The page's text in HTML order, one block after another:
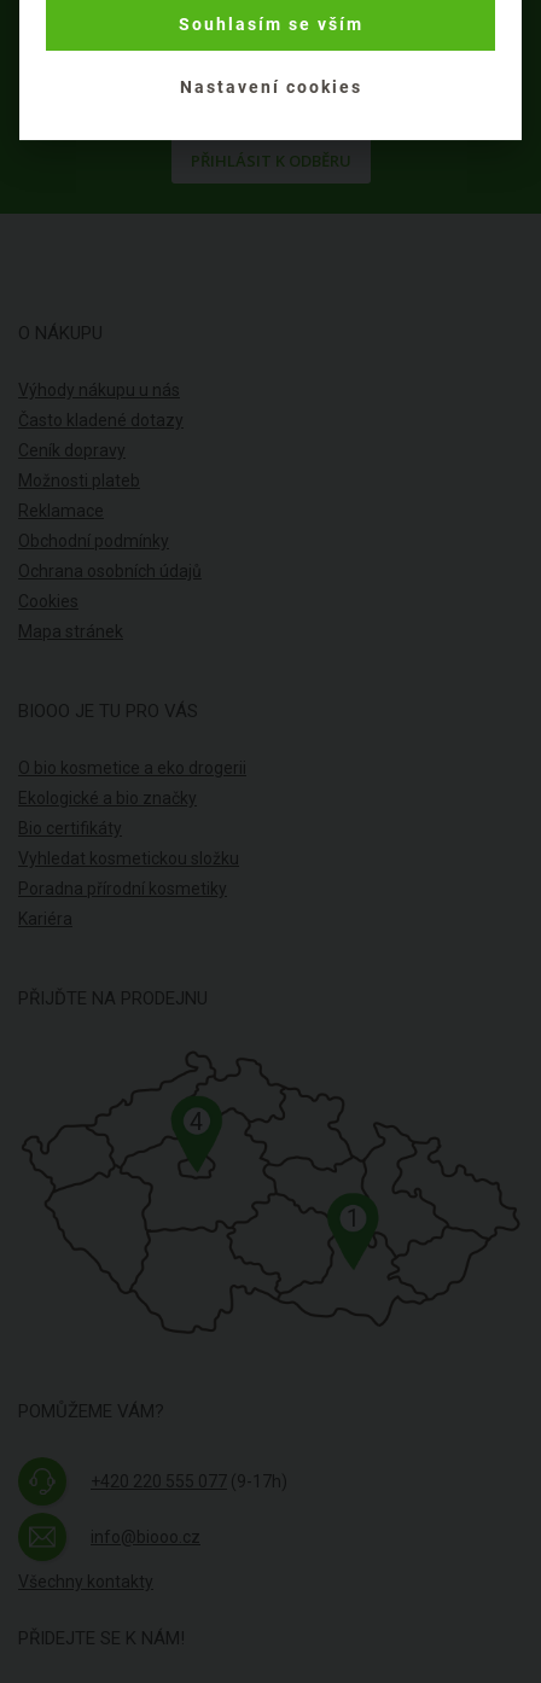
PŘIHLÁSIT K ODBĚRU
O NÁKUPU
Výhody nákupu u nás
Často kladené dotazy
Ceník dopravy
Možnosti plateb
Reklamace
Obchodní podmínky
Ochrana osobních údajů
Cookies
Mapa stránek
BIOOO JE TU PRO VÁS
O bio kosmetice a eko drogerii
Ekologické a bio značky
Bio certifikáty
Vyhledat kosmetickou složku
Poradna přírodní kosmetiky
Kariéra
PŘIJĎTE NA PRODEJNU
1
4
POMŮŽEME VÁM?
+420 220 555 077 (9-17h)
info@biooo.cz
Všechny kontakty
PŘIDEJTE SE K NÁM!
Souhlasím se vším
Nastavení cookies